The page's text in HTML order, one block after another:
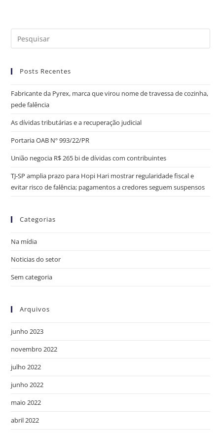
Posts Recentes
Fabricante da Pyrex, marca que virou nome de travessa de cozinha,
pede falência
As dívidas tributárias e a recuperação judicial
Portaria OAB Nº 993/22/PR
União negocia R$ 265 bi de dívidas com contribuintes
TJ-SP amplia prazo para Hopi Hari mostrar regularidade fiscal e
evitar risco de falência; pagamentos a credores seguem suspensos
Categorias
Na mídia
Noticias do setor
Sem categoria
Arquivos
junho 2023
novembro 2022
julho 2022
junho 2022
maio 2022
abril 2022